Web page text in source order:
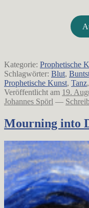
Kategorie: Prophetische
Schlagwörter: Blut,
Prophetische Kunst, Tanz,
Veröffentlicht am 19.
Johannes Spörl —
Mourning into